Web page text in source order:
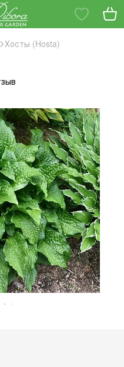
Хосты (Hosta)